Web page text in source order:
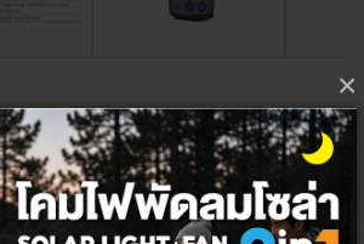
×
RMS ดิจิตอลแคล้มป์มิเตอร์